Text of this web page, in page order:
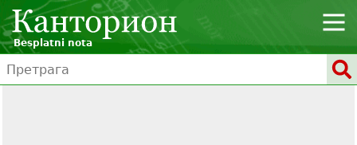
Besplatni nota